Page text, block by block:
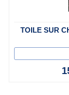
TOILE SUR